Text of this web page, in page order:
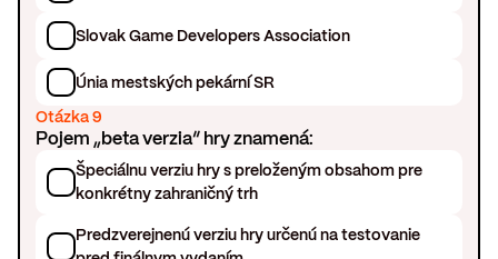
Slovak Game Developers Association
Únia mestských pekární SR
Otázka 9
Pojem „beta verzia“ hry znamená:
Špeciálnu verziu hry s preloženým obsahom pre
konkrétny zahraničný trh
Predzverejnenú verziu hry určenú na testovanie